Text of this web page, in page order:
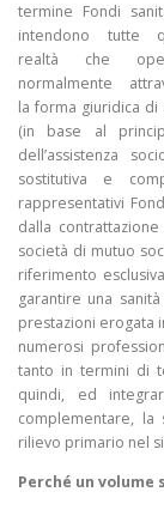
termine Fondi
intendono tutte
realtà che
normalmente
la forma giuridica di
(in base al
dell’assistenza
sostitutiva e
rappresentativi
dalla
società di mutuo
riferimento
garantire una
prestazioni erogata
numerosi
tanto in termini di
quindi, ed
complementare, la
rilievo primario nel
Perché un volume